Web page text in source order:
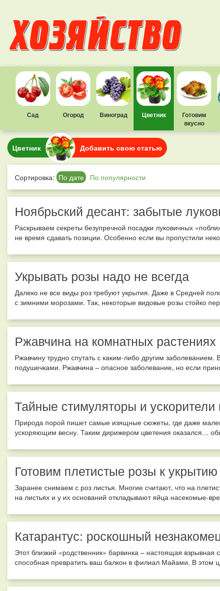
Сад Огород Виноград Цветник
Готовим
вкусно
Цветник Добавить свою статью
Сортировка: По дате По популярности
Ноябрьский десант: забытые
Раскрываем секреты безупречной посадки луковичных
не время сдавать позиции. Особенно если вы пропустили
Укрывать розы надо не всегда
Далеко не все виды роз требуют укрытия. Даже в Средней
с зимними морозами. Так, некоторые видовые розы стойко
Ржавчина на комнатных растениях
Ржавчину трудно спутать с каким-либо другим
подушечками. Ржавчина – опасное заболевание, но если
Тайные стимуляторы и ускорители
Природа порой пишет самые изящные сюжеты, где даже
ускоряющим весну. Таким дирижером цветения оказался…
Готовим плетистые розы к укрытию
Заранее снимаем с роз листья. Многие считают, что на
на листьях и у их оснований откладывают яйца насекомые-
Катарантус: роскошный
Этот близкий «родственник» барвинка – настоящая взрывная
способная превратить ваш балкон в филиал Майами. В этом